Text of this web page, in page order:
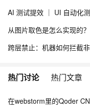
从图片取色是怎么实现的
跨层禁止：机器如何拦截
热门讨论 热门文章
在webstorm里的Qoder